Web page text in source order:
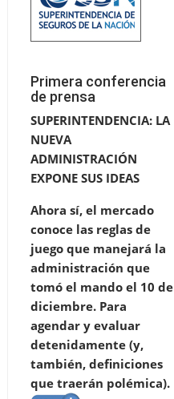
Primera conferencia
de prensa
SUPERINTENDENCIA: LA
NUEVA
ADMINISTRACIÓN
EXPONE SUS IDEAS
Ahora sí, el mercado
conoce las reglas de
juego que manejará la
administración que
tomó el mando el 10 de
diciembre. Para
agendar y evaluar
detenidamente (y,
también, definiciones
que traerán polémica).